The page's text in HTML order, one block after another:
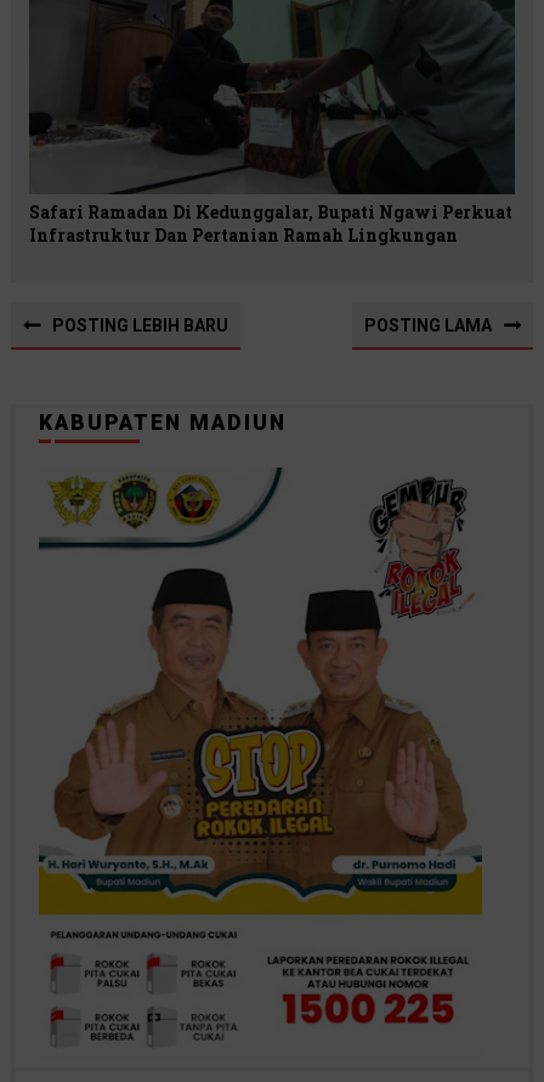
Safari Ramadan Di Kedunggalar, Bupati Ngawi Perkuat
Infrastruktur Dan Pertanian Ramah Lingkungan
POSTING LEBIH BARU POSTING LAMA
KABUPATEN MADIUN